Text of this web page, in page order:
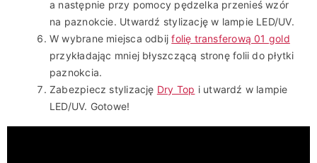
a następnie przy pomocy pędzelka przenieś wzór
na paznokcie. Utwardź stylizację w lampie LED/UV.
W wybrane miejsca odbijfolię transferową 01 gold
przykładając mniej błyszczącą stronę folii do płytki
paznokcia.
Zabezpiecz stylizację Dry Top i utwardź w lampie
LED/UV. Gotowe!